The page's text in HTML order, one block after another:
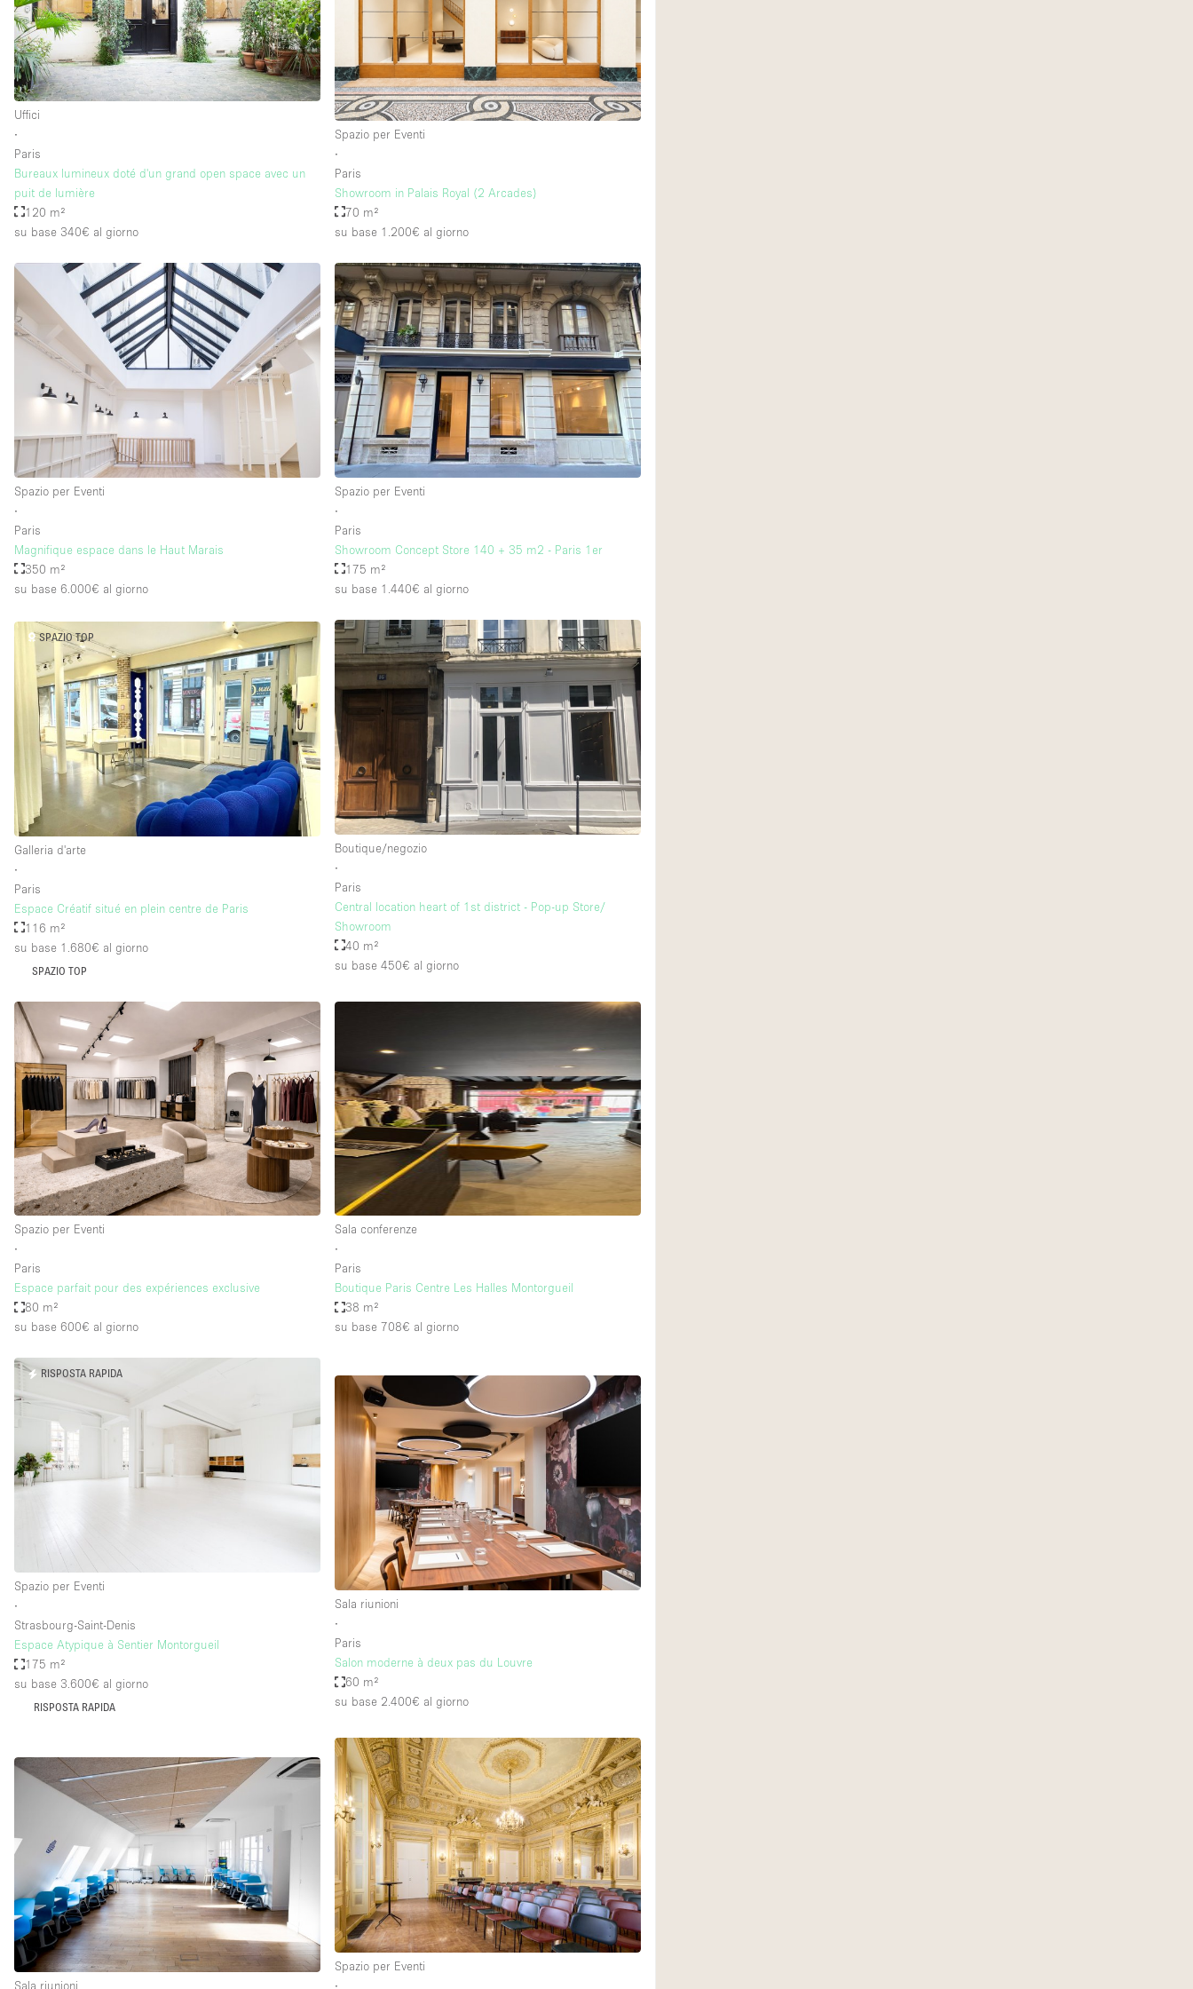
Piano/Accesso Seminterrato
Piano terra su strada
Uffici
∙
Paris
Bureaux lumineux doté d'un grand open space avec un
puit de lumière
120 m²
su base 340€ al giorno
Spazio per Eventi
∙
Paris
Showroom in Palais Royal (2 Arcades)
70 m²
su base 1.200€ al giorno
Spazio per Eventi
∙
Paris
Magnifique espace dans le Haut Marais
350 m²
su base 6.000€ al giorno
Spazio per Eventi
∙
Paris
Showroom Concept Store 140 + 35 m2 - Paris 1er
175 m²
su base 1.440€ al giorno
SPAZIO TOP
Galleria d'arte
∙
Paris
Espace Créatif situé en plein centre de Paris
116 m²
su base 1.680€ al giorno
SPAZIO TOP
Boutique/negozio
∙
Paris
Central location heart of 1st district - Pop-up Store/
Showroom
40 m²
su base 450€ al giorno
Spazio per Eventi
∙
Paris
Espace parfait pour des expériences exclusive
80 m²
su base 600€ al giorno
Sala conferenze
∙
Paris
Boutique Paris Centre Les Halles Montorgueil
38 m²
su base 708€ al giorno
RISPOSTA RAPIDA
Spazio per Eventi
∙
Strasbourg-Saint-Denis
Espace Atypique à Sentier Montorgueil
175 m²
su base 3.600€ al giorno
RISPOSTA RAPIDA
Sala riunioni
∙
Paris
Salon moderne à deux pas du Louvre
60 m²
su base 2.400€ al giorno
Sala riunioni
Spazio per Eventi
∙